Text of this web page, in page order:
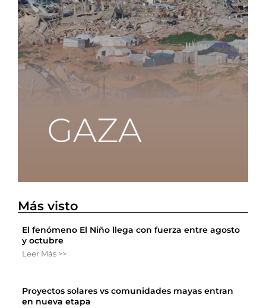
Más visto
El fenómeno El Niño llega con fuerza entre agosto
y octubre
Leer Más >>
Proyectos solares vs comunidades mayas entran
en nueva etapa